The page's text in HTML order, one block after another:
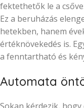
fektethetők le a
Ez a beruházás
hetekben, hanem
értéknövekedés is.
a fenntartható és
Automata